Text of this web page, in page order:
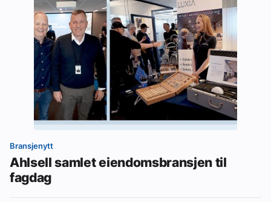
Bransjenytt
Ahlsell samlet eiendomsbransjen til
fagdag